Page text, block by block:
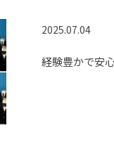
-個別指導コース2025.07.04
経験豊かで安